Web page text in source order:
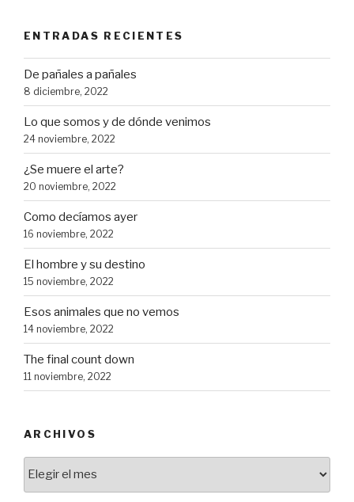
ENTRADAS RECIENTES
De pañales a pañales
8 diciembre, 2022
Lo que somos y de dónde venimos
24 noviembre, 2022
¿Se muere el arte?
20 noviembre, 2022
Como decíamos ayer
16 noviembre, 2022
El hombre y su destino
15 noviembre, 2022
Esos animales que no vemos
14 noviembre, 2022
The final count down
11 noviembre, 2022
ARCHIVOS